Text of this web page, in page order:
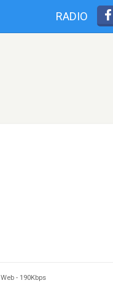
RADIO
Web - 190Kbps